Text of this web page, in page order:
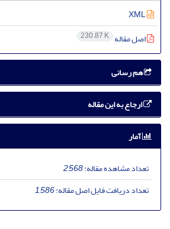
اصل مقاله 230.87 K
هم رسانی
ارجاع به این مقاله
آمار
تعداد مشاهده مقاله:2,568
تعداد دریافت فایل اصل مقاله:1,586